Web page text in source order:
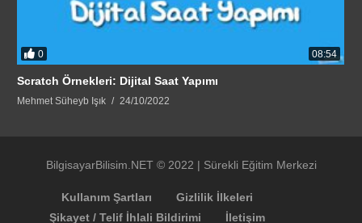
0 08:54
Scratch Örnekleri: Dijital Saat Yapımı
Mehmet Süheyb Işık 24/10/2022
BilgisayarBilisim.NET © 2022 | Sürekli Eğitim Merkezi
Kullanım Şartları
Gizlilik İlkeleri
Şikayet / Telif İhlali Bildirimi
İletişim